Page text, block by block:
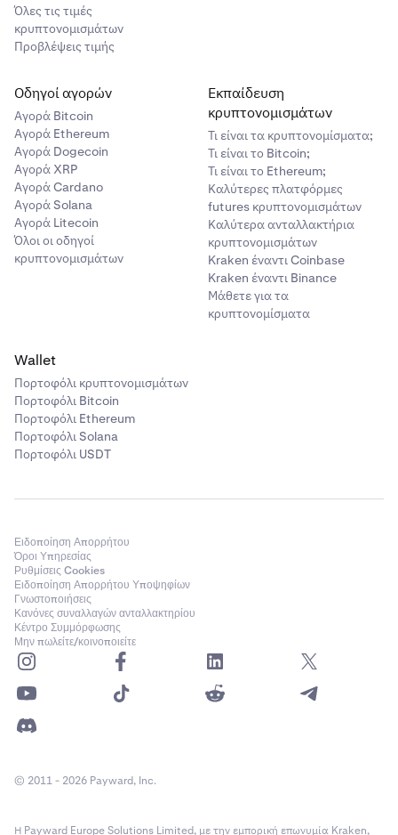
Όλες τις τιμές
κρυπτονομισμάτων
Προβλέψεις τιμής
Οδηγοί αγορών
Αγορά Bitcoin
Αγορά Ethereum
Αγορά Dogecoin
Αγορά XRP
Αγορά Cardano
Αγορά Solana
Αγορά Litecoin
Όλοι οι οδηγοί
κρυπτονομισμάτων
Εκπαίδευση
κρυπτονομισμάτων
Τι είναι τα κρυπτονομίσματα;
Τι είναι το Bitcoin;
Τι είναι το Ethereum;
Καλύτερες πλατφόρμες
futures κρυπτονομισμάτων
Καλύτερα ανταλλακτήρια
κρυπτονομισμάτων
Kraken έναντι Coinbase
Kraken έναντι Binance
Μάθετε για τα
κρυπτονομίσματα
Wallet
Πορτοφόλι κρυπτονομισμάτων
Πορτοφόλι Bitcoin
Πορτοφόλι Ethereum
Πορτοφόλι Solana
Πορτοφόλι USDT
Ειδοποίηση Απορρήτου
Όροι Υπηρεσίας
Ρυθμίσεις Cookies
Ειδοποίηση Απορρήτου Υποψηφίων
Γνωστοποιήσεις
Κανόνες συναλλαγών ανταλλακτηρίου
Κέντρο Συμμόρφωσης
Μην πωλείτε/κοινοποιείτε
© 2011 - 2026 Payward, Inc.
Η Payward Europe Solutions Limited, με την εμπορική επωνυμία Kraken,